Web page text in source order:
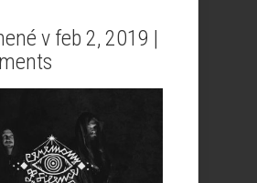
v feb 2, 2019 |